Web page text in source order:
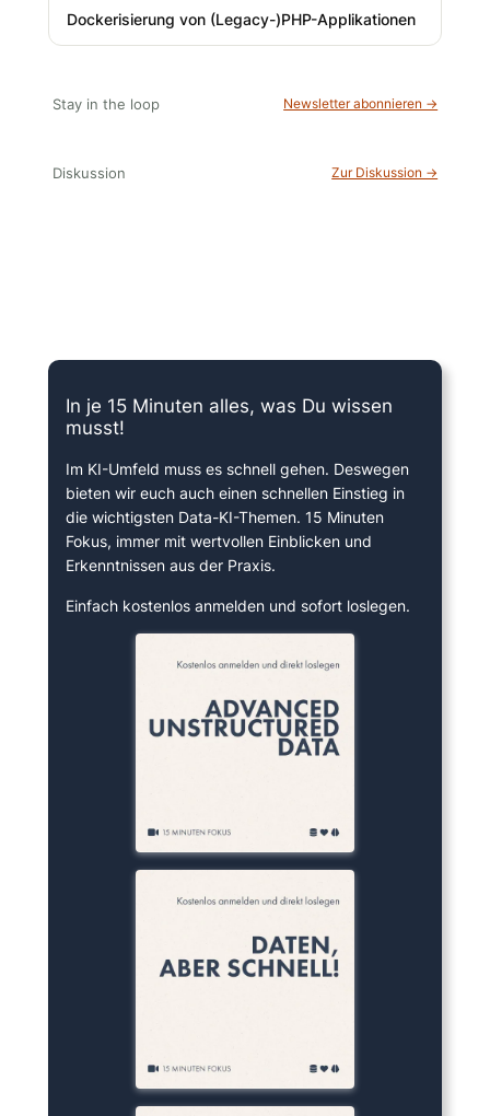
Dockerisierung von (Legacy-)PHP-Applikationen
Stay in the loop Newsletter abonnieren →
Diskussion Zur Diskussion →
In je 15 Minuten alles, was Du wissen
musst!
Im KI-Umfeld muss es schnell gehen. Deswegen
bieten wir euch auch einen schnellen Einstieg in
die wichtigsten Data-KI-Themen. 15 Minuten
Fokus, immer mit wertvollen Einblicken und
Erkenntnissen aus der Praxis.
Einfach kostenlos anmelden und sofort loslegen.